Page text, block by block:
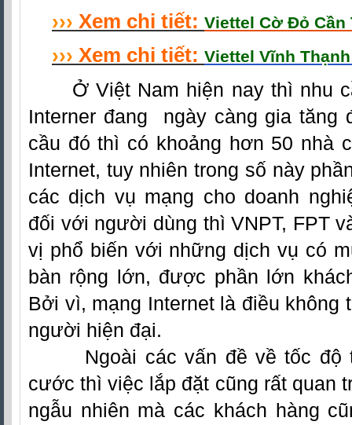
››› Xem chi tiết: Viettel Cờ Đỏ Cần
››› Xem chi tiết: Viettel Vĩnh
Ở Việt Nam hiện nay thì nhu
Interner đang ngày càng gia tăng
cầu đó thì có khoảng hơn 50 nhà
Internet, tuy nhiên trong số này
các dịch vụ mạng cho doanh
đối với người dùng thì VNPT, FPT
vị phổ biến với những dịch vụ có
bàn rộng lớn, được phần lớn
Bởi vì, mạng Internet là điều không
người hiện đại.
Ngoài các vấn đề về tốc độ
cước thì việc lắp đặt cũng rất quan
ngẫu nhiên mà các khách hàng